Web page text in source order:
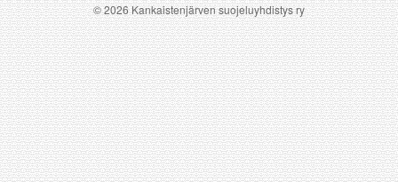
© 2026 Kankaistenjärven suojeluyhdistys ry